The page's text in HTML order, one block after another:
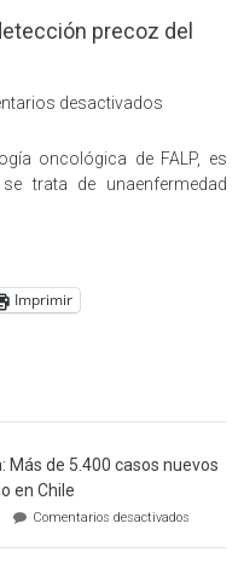
precoz del
desactivados
Cargo»,
promueve
oncológica de FALP, es
trata de unaenfermedad
Imprimir
Más de 5.400 casos nuevos
en Chile
Comentarios desactivados
de